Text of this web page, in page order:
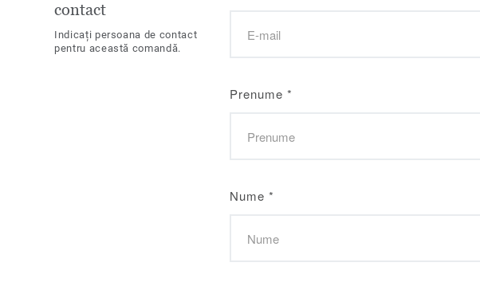
contact
Indicați persoana de contact
pentru această comandă.
Prenume *
Nume *